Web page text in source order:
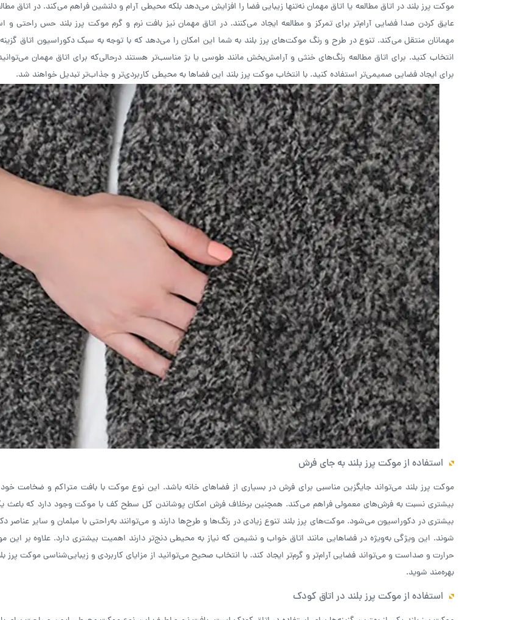
موکت پرز بلند در اتاق مطالعه یا اتاق مهمان نه‌تنها زیبایی فضا را افزایش می‌دهد بلکه محیطی آرام و دلنشین فراهم می‌کند. در اتاق
عایق کردن صدا فضایی آرام‌تر برای تمرکز و مطالعه ایجاد می‌کنند. در اتاق مهمان نیز بافت نرم و گرم موکت پرز بلند حس راحتی و
مهمانان منتقل می‌کند. تنوع در طرح و رنگ موکت‌های پرز بلند به شما این امکان را می‌دهد که با توجه به سبک دکوراسیون اتاق
انتخاب کنید. برای اتاق مطالعه رنگ‌های خنثی و آرامش‌بخش مانند طوسی یا بژ مناسب‌تر هستند درحالی‌که برای اتاق مهمان
برای ایجاد فضایی صمیمی‌تر استفاده کنید. با انتخاب موکت پرز بلند این فضاها به محیطی کاربردی‌تر و جذاب‌تر تبدیل خواهند شد.
استفاده از موکت پرز بلند به جای فرش
موکت پرز بلند می‌تواند جایگزین مناسبی برای فرش در بسیاری از فضاهای خانه باشد. این نوع موکت با بافت متراکم و ضخامت
بیشتری نسبت به فرش‌های معمولی فراهم می‌کند. همچنین برخلاف فرش امکان پوشاندن کل سطح کف با موکت وجود دارد که باعث
بیشتری در دکوراسیون می‌شود. موکت‌های پرز بلند تنوع زیادی در رنگ‌ها و طرح‌ها دارند و می‌توانند به‌راحتی با مبلمان و سایر عناصر
شوند. این ویژگی به‌ویژه در فضاهایی مانند اتاق خواب و نشیمن که نیاز به محیطی دنج‌تر دارند اهمیت بیشتری دارد. علاوه بر این
حرارت و صداست و می‌تواند فضایی آرام‌تر و گرم‌تر ایجاد کند. با انتخاب صحیح می‌توانید از مزایای کاربردی و زیبایی‌شناسی موکت پرز
بهره‌مند شوید.
استفاده از موکت پرز بلند در اتاق کودک